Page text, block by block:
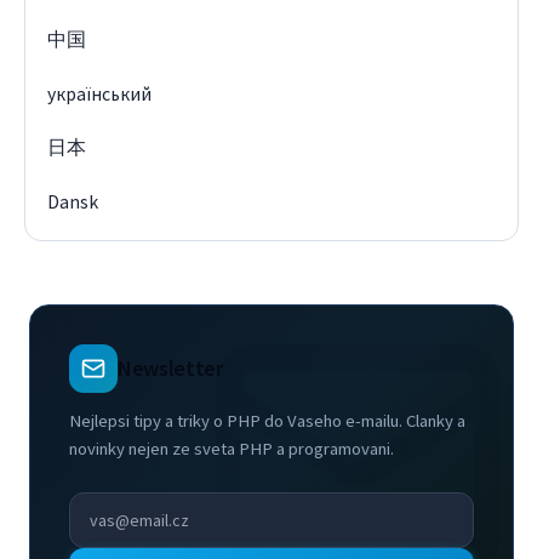
中国
український
日本
Dansk
Newsletter
Nejlepsi tipy a triky o PHP do Vaseho e-mailu. Clanky a
novinky nejen ze sveta PHP a programovani.